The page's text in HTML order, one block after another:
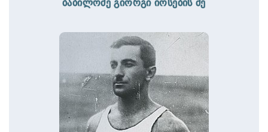
ბაბილოძე გიორგი იოსების ძე